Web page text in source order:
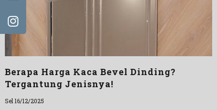
Berapa Harga Kaca Bevel Dinding?
Tergantung Jenisnya!
Sel 16/12/2025